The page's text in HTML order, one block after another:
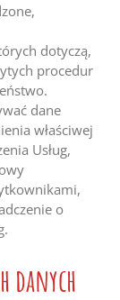
dotyczą,
procedur
dane
właściwej
Usług,
o
danych